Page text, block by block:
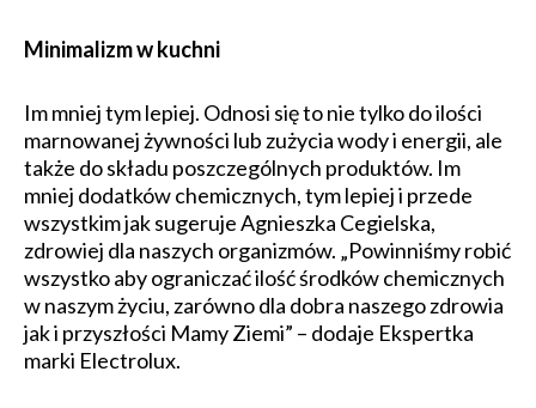
Minimalizm w kuchni
Im mniej tym lepiej. Odnosi się to nie tylko do ilości
marnowanej żywności lub zużycia wody i energii, ale
także do składu poszczególnych produktów. Im
mniej dodatków chemicznych, tym lepiej i przede
wszystkim jak sugeruje Agnieszka Cegielska,
zdrowiej dla naszych organizmów. „Powinniśmy robić
wszystko aby ograniczać ilość środków chemicznych
w naszym życiu, zarówno dla dobra naszego zdrowia
jak i przyszłości Mamy Ziemi” – dodaje Ekspertka
marki Electrolux.